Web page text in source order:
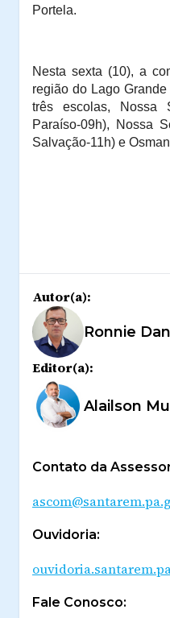
Portela.
Nesta sexta (10), a
região do Lago
três escolas, Nossa
Paraíso-09h), Nossa
Salvação-11h) e
Autor(a):
Ronnie
Editor(a):
Alailson
Contato da
Ouvidoria:
Fale Conosco: